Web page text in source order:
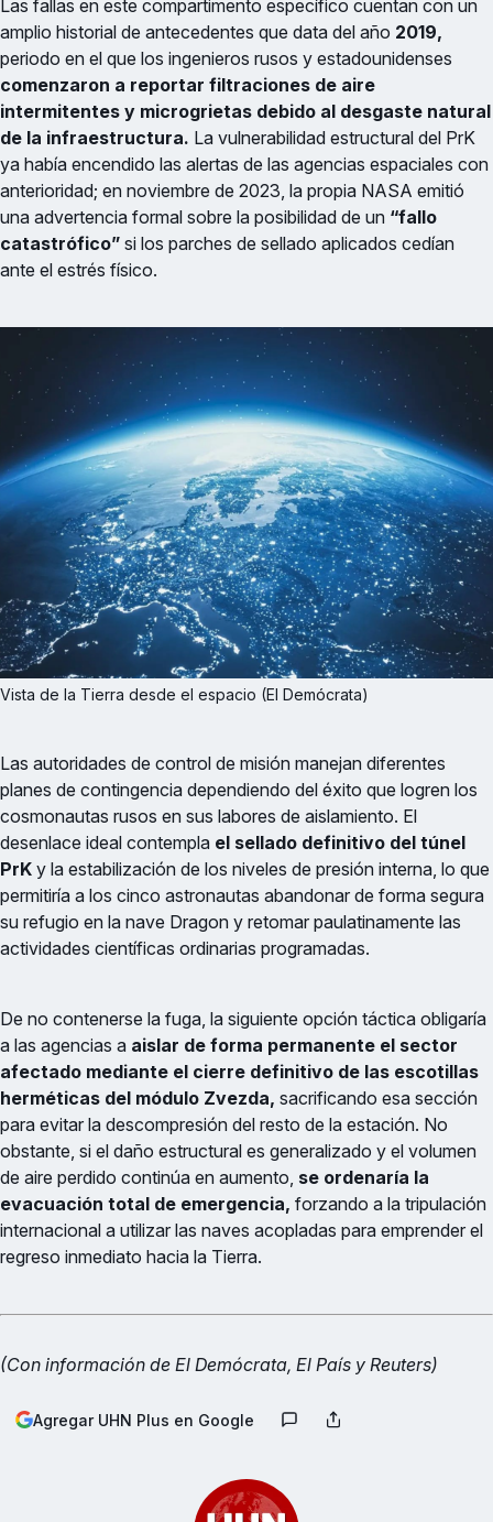
Las fallas en este compartimento específico cuentan con un
amplio historial de antecedentes que data del año 2019,
periodo en el que los ingenieros rusos y estadounidenses
comenzaron a reportar filtraciones de aire
intermitentes y microgrietas debido al desgaste natural
de la infraestructura. La vulnerabilidad estructural del PrK
ya había encendido las alertas de las agencias espaciales con
anterioridad; en noviembre de 2023, la propia NASA emitió
una advertencia formal sobre la posibilidad de un “fallo
catastrófico” si los parches de sellado aplicados cedían
ante el estrés físico.
Vista de la Tierra desde el espacio (El Demócrata)
Las autoridades de control de misión manejan diferentes
planes de contingencia dependiendo del éxito que logren los
cosmonautas rusos en sus labores de aislamiento. El
desenlace ideal contempla el sellado definitivo del túnel
PrK y la estabilización de los niveles de presión interna, lo que
permitiría a los cinco astronautas abandonar de forma segura
su refugio en la nave Dragon y retomar paulatinamente las
actividades científicas ordinarias programadas.
De no contenerse la fuga, la siguiente opción táctica obligaría
a las agencias a aislar de forma permanente el sector
afectado mediante el cierre definitivo de las escotillas
herméticas del módulo Zvezda, sacrificando esa sección
para evitar la descompresión del resto de la estación. No
obstante, si el daño estructural es generalizado y el volumen
de aire perdido continúa en aumento, se ordenaría la
evacuación total de emergencia, forzando a la tripulación
internacional a utilizar las naves acopladas para emprender el
regreso inmediato hacia la Tierra.
(Con información de El Demócrata, El País y Reuters)
Agregar UHN Plus en Google